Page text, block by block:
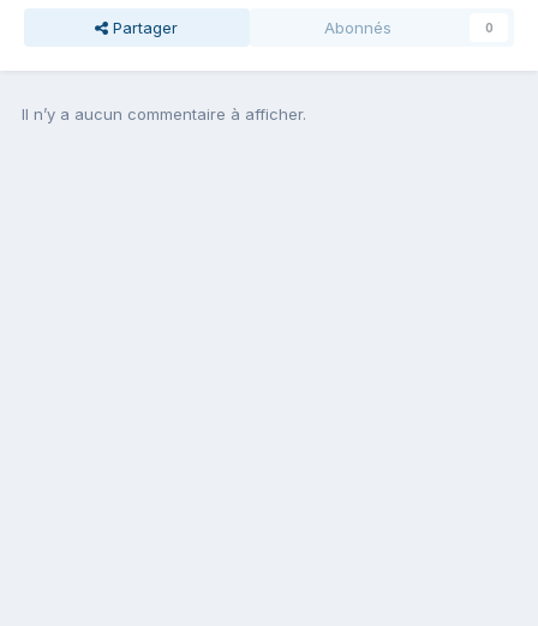
Partager Abonnés 0
Il n’y a aucun commentaire à afficher.